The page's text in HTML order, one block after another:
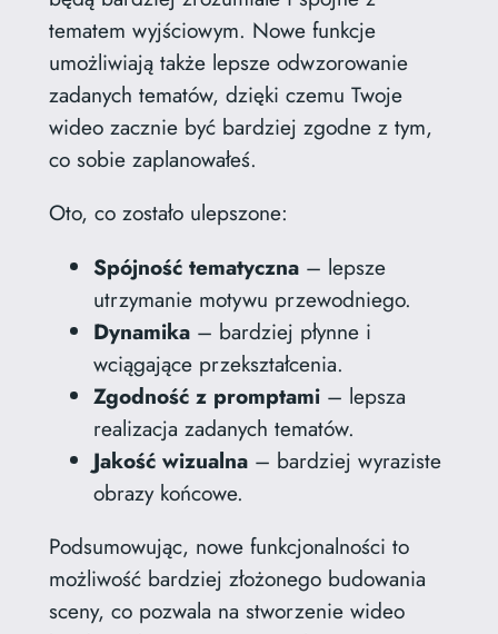
tematem wyjściowym. Nowe funkcje
umożliwiają także lepsze odwzorowanie
zadanych tematów, dzięki czemu Twoje
wideo zacznie być bardziej zgodne z tym,
co sobie zaplanowałeś.
Oto, co zostało ulepszone:
Spójność tematyczna– lepsze
utrzymanie motywu przewodniego.
Dynamika– bardziej płynne i
wciągające przekształcenia.
Zgodność z promptami– lepsza
realizacja zadanych tematów.
Jakość wizualna– bardziej wyraziste
obrazy końcowe.
Podsumowując, nowe funkcjonalności to
możliwość bardziej złożonego budowania
sceny, co pozwala na stworzenie wideo